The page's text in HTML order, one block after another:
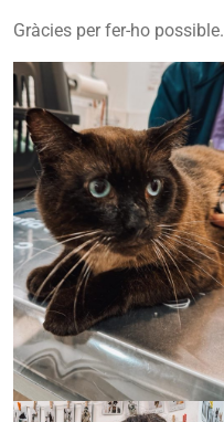
Gràcies per fer-ho possible.